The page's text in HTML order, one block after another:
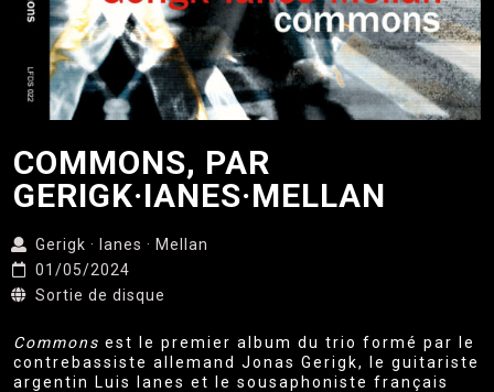
COMMONS, PAR
GERIGK·IANES·MELLAN
Gerigk · Ianes · Mellan
01/05/2024
Sortie de disque
Commons est le premier album du trio formé par le
contrebassiste allemand Jonas Gerigk, le guitariste
argentin Luis Ianes et le sousaphoniste français